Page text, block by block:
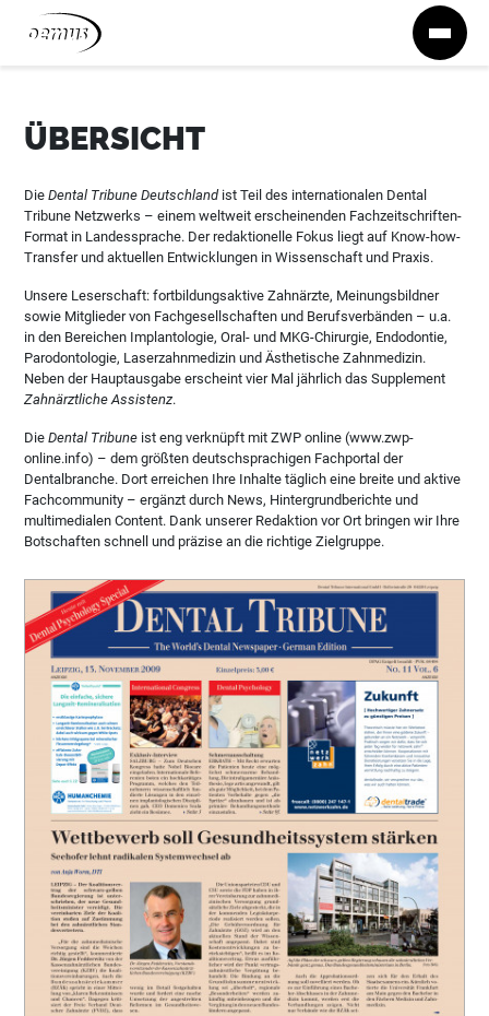
Zum Inhalt springen
ÜBERSICHT
DieDental Tribune Deutschlandist Teil des internationalen Dental
Tribune Netzwerks – einem weltweit erscheinenden Fachzeitschriften-
Format in Landessprache. Der redaktionelle Fokus liegt auf Know-how-
Transfer und aktuellen Entwicklungen in Wissenschaft und Praxis.
Unsere Leserschaft: fortbildungsaktive Zahnärzte, Meinungsbildner
sowie Mitglieder von Fachgesellschaften und Berufsverbänden – u.a.
in den Bereichen Implantologie, Oral- und MKG-Chirurgie, Endodontie,
Parodontologie, Laserzahnmedizin und Ästhetische Zahnmedizin.
Neben der Hauptausgabe erscheint vier Mal jährlich das Supplement
Zahnärztliche Assistenz.
DieDental Tribune ist eng verknüpft mit ZWP online (www.zwp-
online.info) – dem größten deutschsprachigen Fachportal der
Dentalbranche. Dort erreichen Ihre Inhalte täglich eine breite und aktive
Fachcommunity – ergänzt durch News, Hintergrundberichte und
multimedialen Content. Dank unserer Redaktion vor Ort bringen wir Ihre
Botschaften schnell und präzise an die richtige Zielgruppe.